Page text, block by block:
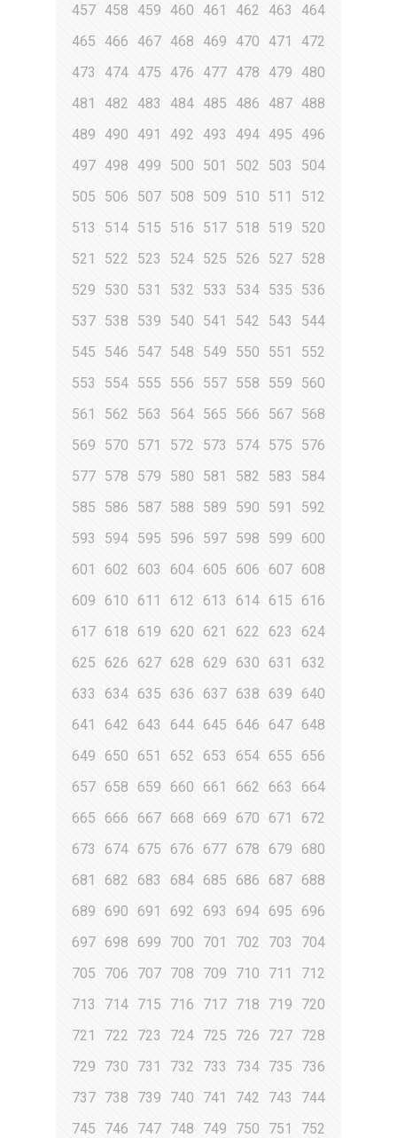
457 458 459 460 461 462 463
464
465
466 467 468 469 470 471
472
473
474 475 476 477 478 479
480
481
482 483 484 485 486 487 488
489
490 491 492 493 494 495
496
497 498 499 500 501 502 503
504
505
506 507 508 509 510 511
512
513
514 515 516 517 518 519
520
521
522 523 524 525 526 527 528
529
530 531 532 533 534 535
536
537 538 539 540 541 542 543
544
545
546 547 548 549 550 551
552
553
554 555 556 557 558 559
560
561
562 563 564 565 566 567 568
569
570 571 572 573 574 575
576
577 578 579 580 581 582 583
584
585
586 587 588 589 590 591
592
593
594 595 596 597 598 599
600
601
602 603 604 605 606 607 608
609
610 611 612 613 614 615
616
617 618 619 620 621 622 623
624
625
626 627 628 629 630 631
632
633
634 635 636 637 638 639 640
641
642 643 644 645 646 647 648
649
650 651 652 653 654 655 656
657 658 659 660 661 662 663
664
665
666 667 668 669 670 671
672
673
674 675 676 677 678 679
680
681
682 683 684 685 686 687 688
689
690 691 692 693 694 695
696
697 698 699 700 701 702 703
704
705
706 707 708 709 710 711
712
713
714 715 716 717 718 719
720
721
722 723 724 725 726 727 728
729
730 731 732 733 734 735
736
737 738 739 740 741 742 743
744
745
746 747 748 749 750 751
752